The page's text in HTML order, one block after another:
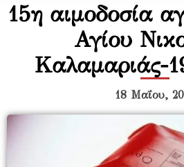
15η αιμοδοσία
Αγίου
Καλαμαριάς-
18 Μαΐου,